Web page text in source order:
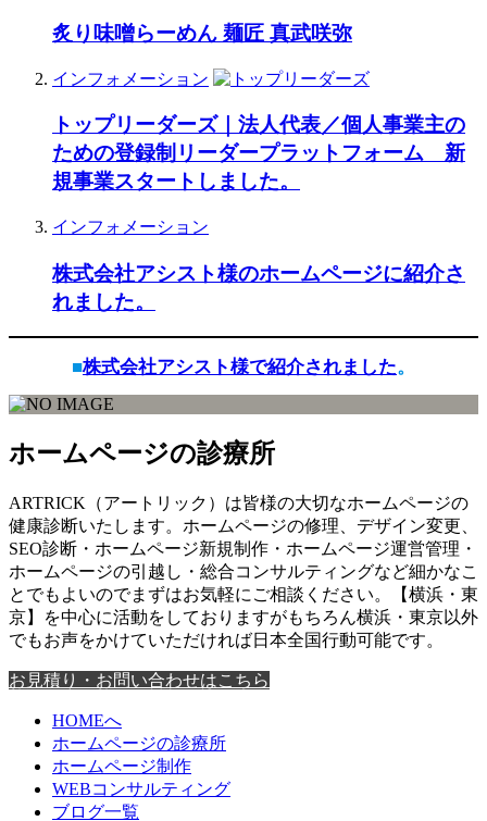
炙り味噌らーめん 麺匠 真武咲弥
インフォメーション
トップリーダーズ｜法人代表／個人事業主の
ための登録制リーダープラットフォーム 新
規事業スタートしました。
インフォメーション
株式会社アシスト様のホームページに紹介さ
れました。
■株式会社アシスト様で紹介されました。
ホームページの診療所
ARTRICK（アートリック）は皆様の大切なホームページの
健康診断いたします。ホームページの修理、デザイン変更、
SEO診断・ホームページ新規制作・ホームページ運営管理・
ホームページの引越し・総合コンサルティングなど細かなこ
とでもよいのでまずはお気軽にご相談ください。【横浜・東
京】を中心に活動をしておりますがもちろん横浜・東京以外
でもお声をかけていただければ日本全国行動可能です。
お見積り・お問い合わせはこちら
HOMEへ
ホームページの診療所
ホームページ制作
WEBコンサルティング
ブログ一覧